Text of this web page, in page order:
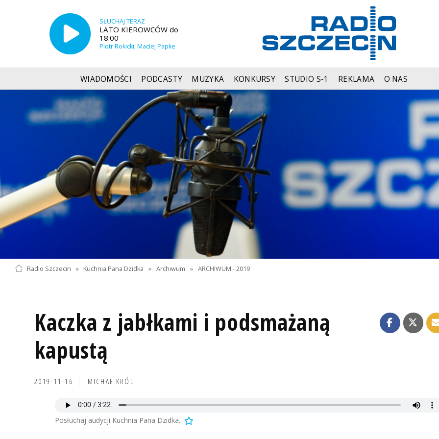
SŁUCHAJ TERAZ
LATO KIEROWCÓW do
18:00
Piotr Rokicki, Maciej Papke
WIADOMOŚCI PODCASTY MUZYKA KONKURSY STUDIO S-1 REKLAMA O NAS
Radio Szczecin » Kuchnia Pana Dzidka » Archiwum » ARCHIWUM - 2019
Kaczka z jabłkami i podsmażaną
kapustą
2019-11-16 MICHAŁ KRÓL
Posłuchaj audycji Kuchnia Pana Dzidka.